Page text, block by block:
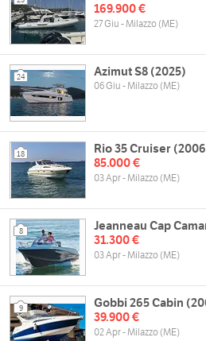
169.900 €
27 Giu - Milazzo (ME)
24 Azimut S8 (2025)
06 Giu - Milazzo (ME)
18
Rio 35 Cruiser
85.000 €
03 Apr - Milazzo (ME)
8
Jeanneau Cap
31.300 €
03 Apr - Milazzo (ME)
9
Gobbi 265 Cabin
39.900 €
02 Apr - Milazzo (ME)